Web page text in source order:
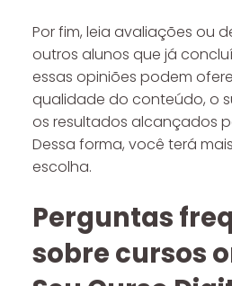
Por fim, leia avaliações ou
outros alunos que já
essas opiniões podem
qualidade do conteúdo, o
os resultados alcançados
Dessa forma, você terá
escolha.
Perguntas
sobre cursos